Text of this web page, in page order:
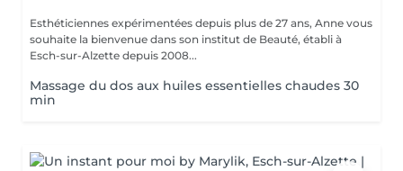
Esthéticiennes expérimentées depuis plus de 27 ans, Anne vous
souhaite la bienvenue dans son institut de Beauté, établi à
Esch-sur-Alzette depuis 2008...
Massage du dos aux huiles essentielles chaudes 30
min